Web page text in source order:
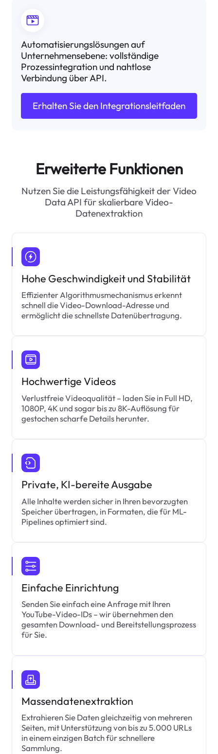
Automatisierungslösungen auf
Unternehmensebene: vollständige
Prozessintegration und nahtlose
Verbindung über API.
Erhalten Sie den Integrationsleitfaden
Erweiterte Funktionen
Nutzen Sie die Leistungsfähigkeit der Video
Data API für skalierbare Video-
Datenextraktion
Hohe Geschwindigkeit und Stabilität
Effizienter Algorithmusmechanismus erkennt
schnell die Video-Download-Adresse und
ermöglicht die schnellste Datenübertragung.
Hochwertige Videos
Verlustfreie Videoqualität – laden Sie in Full HD,
1080P, 4K und sogar bis zu 8K-Auflösung für
gestochen scharfe Details herunter.
Private, KI-bereite Ausgabe
Alle Inhalte werden sicher in Ihren bevorzugten
Speicher übertragen, in Formaten, die für ML-
Pipelines optimiert sind.
Einfache Einrichtung
Senden Sie einfach eine Anfrage mit Ihren
YouTube-Video-IDs – wir übernehmen den
gesamten Download- und Bereitstellungsprozess
für Sie.
Massendatenextraktion
Extrahieren Sie Daten gleichzeitig von mehreren
Seiten, mit Unterstützung von bis zu 5.000 URLs
in einem einzigen Batch für schnellere
Sammlung.